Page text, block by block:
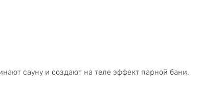
сауну и создают на теле эффект парной бани.